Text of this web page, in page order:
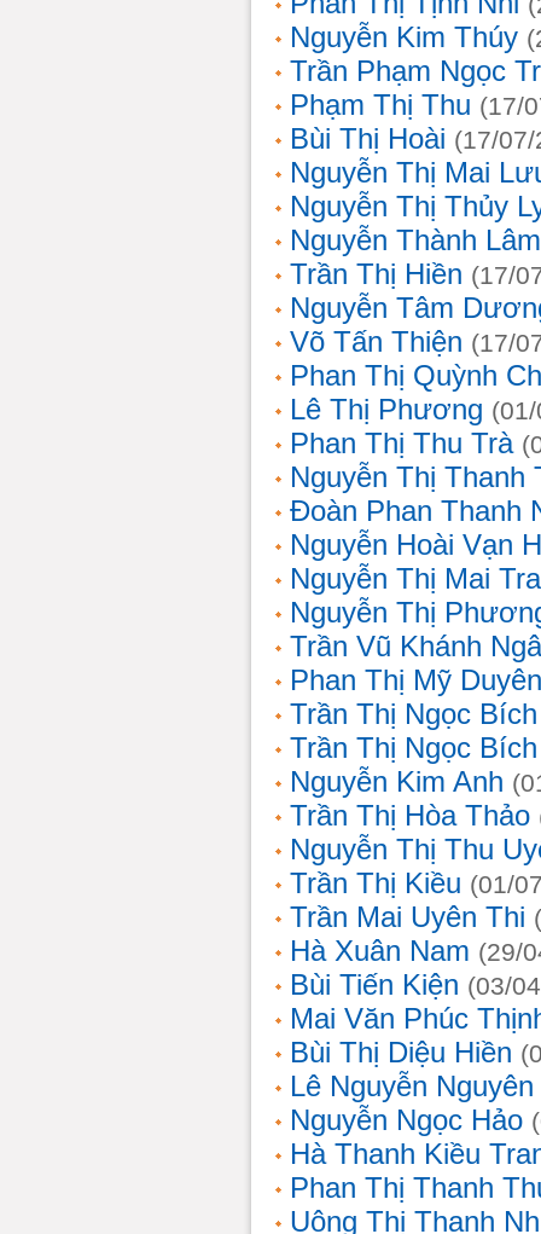
Nguyễn Kim Thúy
Trần Phạm Ngọc
Phạm Thị Thu (17/
Bùi Thị Hoài (17/
Nguyễn Thị Mai
Nguyễn Thị Thủy
Nguyễn Thành Lâm
Trần Thị Hiền (17/
Nguyễn Tâm
Võ Tấn Thiện (17/
Phan Thị Quỳnh
Lê Thị Phương
Phan Thị Thu Trà
Nguyễn Thị Thanh
Đoàn Phan Thanh
Nguyễn Hoài Vạn
Nguyễn Thị Mai
Nguyễn Thị
Trần Vũ Khánh
Phan Thị Mỹ Duyên
Trần Thị Ngọc Bích
Trần Thị Ngọc Bích
Nguyễn Kim Anh
Trần Thị Hòa Thảo
Nguyễn Thị Thu
Trần Thị Kiều (01/
Trần Mai Uyên Thi
Hà Xuân Nam (29/
Bùi Tiến Kiện (03/
Mai Văn Phúc
Bùi Thị Diệu Hiền
Lê Nguyễn
Nguyễn Ngọc Hảo
Hà Thanh Kiều
Phan Thị Thanh
Uông Thị Thanh